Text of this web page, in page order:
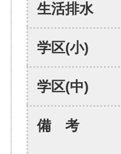
生活排水
学区(小)
学区(中)
備 考